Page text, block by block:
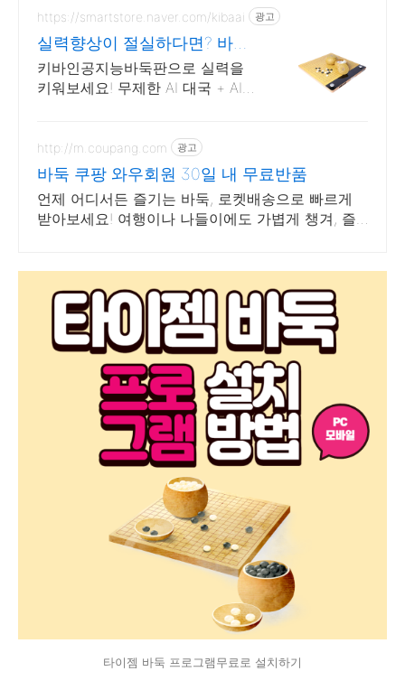
https://smartstore.naver.com/kibaai 광고
실력향상이 절실하다면? 바둑
실력이 늘고싶다면?
키바인공지능바둑판으로 실력을
키워보세요! 무제한 AI 대국 + AI
http://m.coupang.com 광고
바둑 쿠팡 와우회원 30일 내 무료반품
언제 어디서든 즐기는 바둑, 로켓배송으로 빠르게
받아보세요! 여행이나 나들이에도 가볍게 챙겨, 즐
타이젬 바둑 프로그램무료로 설치하기